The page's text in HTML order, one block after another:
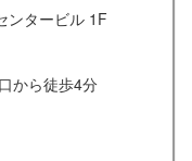
ンタービル 1F
から徒歩4分